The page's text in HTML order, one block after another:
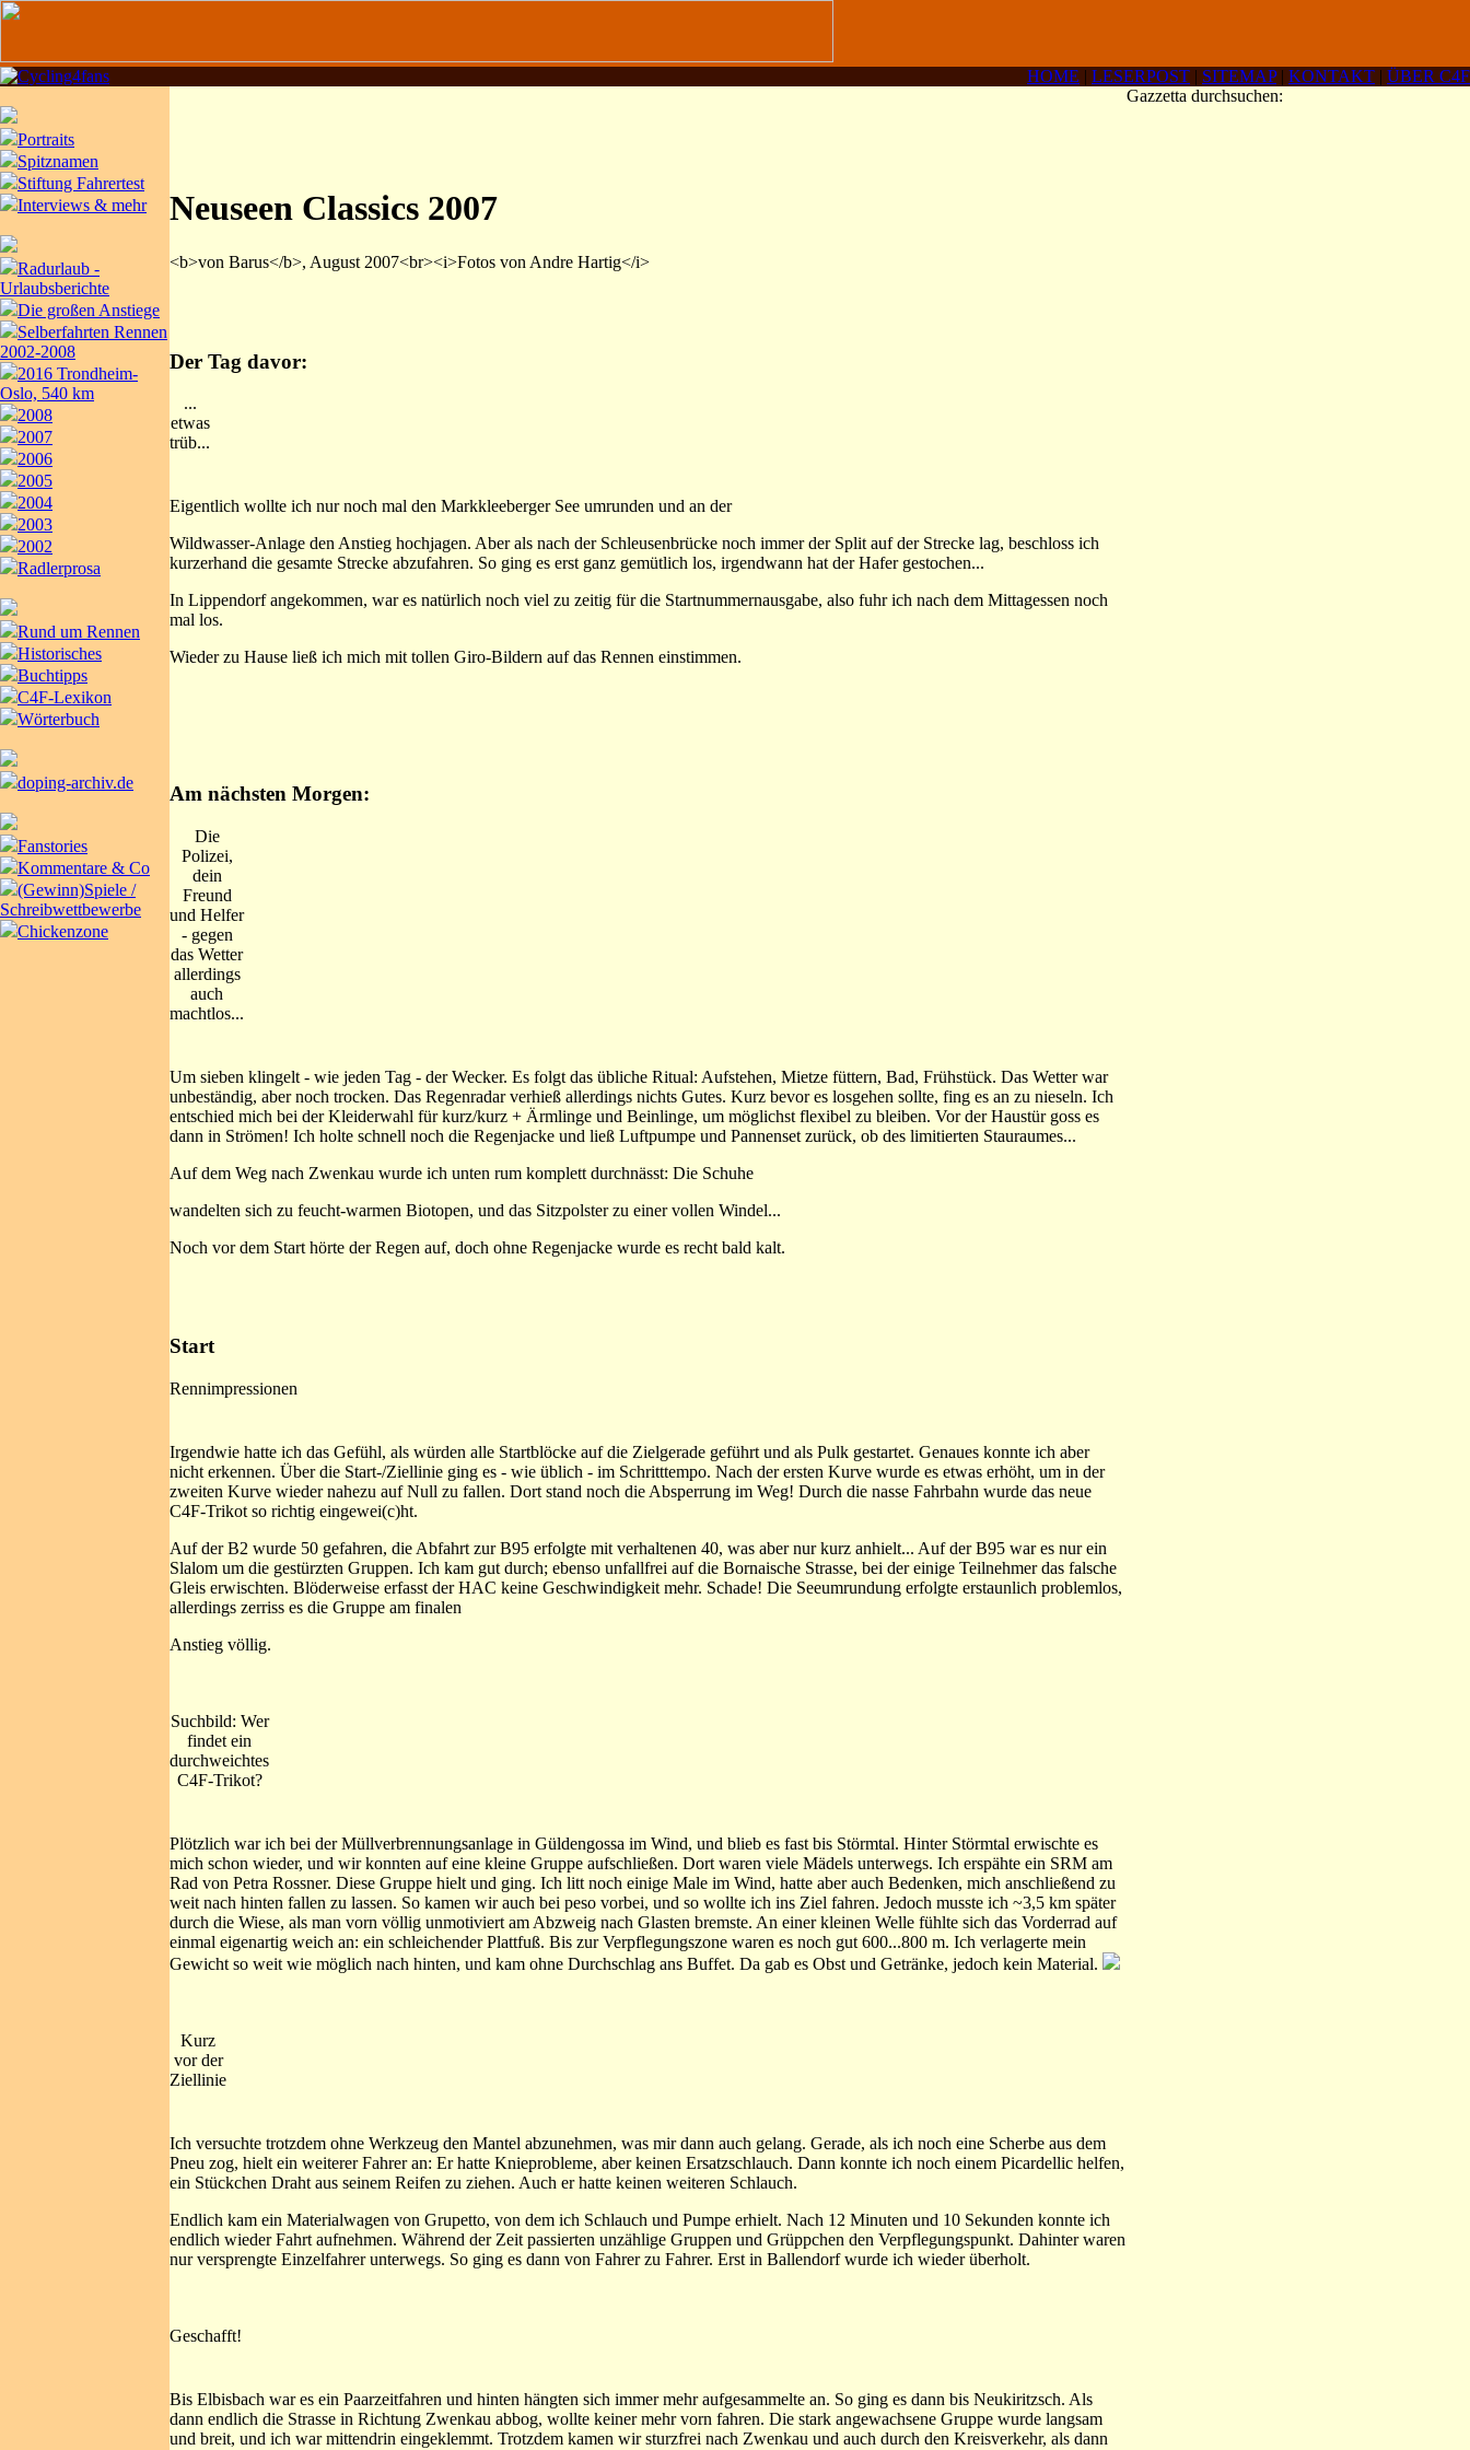
HOME | LESERPOST | SITEMAP| KONTAKT | ÜBER C4F
Portraits
Spitznamen
Stiftung Fahrertest
Interviews & mehr
Radurlaub -
Urlaubsberichte
Die großen Anstiege
Selberfahrten Rennen
2002-2008
2016 Trondheim-
Oslo, 540 km
2008
2007
2006
2005
2004
2003
2002
Radlerprosa
Rund um Rennen
Historisches
Buchtipps
C4F-Lexikon
Wörterbuch
doping-archiv.de
Fanstories
Kommentare & Co
(Gewinn)Spiele /
Schreibwettbewerbe
Chickenzone
Neuseen Classics 2007
<b>von Barus</b>, August 2007<br><i>Fotos von Andre Hartig</i>
Der Tag davor:
...
etwas
trüb...
Eigentlich wollte ich nur noch mal den Markkleeberger See umrunden und an der
Wildwasser-Anlage den Anstieg hochjagen. Aber als nach der Schleusenbrücke noch immer der Split auf der Strecke lag, beschloss ich
kurzerhand die gesamte Strecke abzufahren. So ging es erst ganz gemütlich los, irgendwann hat der Hafer gestochen...
In Lippendorf angekommen, war es natürlich noch viel zu zeitig für die Startnummernausgabe, also fuhr ich nach dem Mittagessen noch
mal los.
Wieder zu Hause ließ ich mich mit tollen Giro-Bildern auf das Rennen einstimmen.
Am nächsten Morgen:
Die
Polizei,
dein
Freund
und Helfer
- gegen
das Wetter
allerdings
auch
machtlos...
Um sieben klingelt - wie jeden Tag - der Wecker. Es folgt das übliche Ritual: Aufstehen, Mietze füttern, Bad, Frühstück. Das Wetter war
unbeständig, aber noch trocken. Das Regenradar verhieß allerdings nichts Gutes. Kurz bevor es losgehen sollte, fing es an zu nieseln. Ich
entschied mich bei der Kleiderwahl für kurz/kurz + Ärmlinge und Beinlinge, um möglichst flexibel zu bleiben. Vor der Haustür goss es
dann in Strömen! Ich holte schnell noch die Regenjacke und ließ Luftpumpe und Pannenset zurück, ob des limitierten Stauraumes...
Auf dem Weg nach Zwenkau wurde ich unten rum komplett durchnässt: Die Schuhe
wandelten sich zu feucht-warmen Biotopen, und das Sitzpolster zu einer vollen Windel...
Noch vor dem Start hörte der Regen auf, doch ohne Regenjacke wurde es recht bald kalt.
Start
Rennimpressionen
Irgendwie hatte ich das Gefühl, als würden alle Startblöcke auf die Zielgerade geführt und als Pulk gestartet. Genaues konnte ich aber
nicht erkennen. Über die Start-/Ziellinie ging es - wie üblich - im Schritttempo. Nach der ersten Kurve wurde es etwas erhöht, um in der
zweiten Kurve wieder nahezu auf Null zu fallen. Dort stand noch die Absperrung im Weg! Durch die nasse Fahrbahn wurde das neue
C4F-Trikot so richtig eingewei(c)ht.
Auf der B2 wurde 50 gefahren, die Abfahrt zur B95 erfolgte mit verhaltenen 40, was aber nur kurz anhielt... Auf der B95 war es nur ein
Slalom um die gestürzten Gruppen. Ich kam gut durch; ebenso unfallfrei auf die Bornaische Strasse, bei der einige Teilnehmer das falsche
Gleis erwischten. Blöderweise erfasst der HAC keine Geschwindigkeit mehr. Schade! Die Seeumrundung erfolgte erstaunlich problemlos,
allerdings zerriss es die Gruppe am finalen
Anstieg völlig.
Suchbild: Wer
findet ein
durchweichtes
C4F-Trikot?
Plötzlich war ich bei der Müllverbrennungsanlage in Güldengossa im Wind, und blieb es fast bis Störmtal. Hinter Störmtal erwischte es
mich schon wieder, und wir konnten auf eine kleine Gruppe aufschließen. Dort waren viele Mädels unterwegs. Ich erspähte ein SRM am
Rad von Petra Rossner. Diese Gruppe hielt und ging. Ich litt noch einige Male im Wind, hatte aber auch Bedenken, mich anschließend zu
weit nach hinten fallen zu lassen. So kamen wir auch bei peso vorbei, und so wollte ich ins Ziel fahren. Jedoch musste ich ~3,5 km später
durch die Wiese, als man vorn völlig unmotiviert am Abzweig nach Glasten bremste. An einer kleinen Welle fühlte sich das Vorderrad auf
einmal eigenartig weich an: ein schleichender Plattfuß. Bis zur Verpflegungszone waren es noch gut 600...800 m. Ich verlagerte mein
Gewicht so weit wie möglich nach hinten, und kam ohne Durchschlag ans Buffet. Da gab es Obst und Getränke, jedoch kein Material.
Kurz
vor der
Ziellinie
Ich versuchte trotzdem ohne Werkzeug den Mantel abzunehmen, was mir dann auch gelang. Gerade, als ich noch eine Scherbe aus dem
Pneu zog, hielt ein weiterer Fahrer an: Er hatte Knieprobleme, aber keinen Ersatzschlauch. Dann konnte ich noch einem Picardellic helfen,
ein Stückchen Draht aus seinem Reifen zu ziehen. Auch er hatte keinen weiteren Schlauch.
Endlich kam ein Materialwagen von Grupetto, von dem ich Schlauch und Pumpe erhielt. Nach 12 Minuten und 10 Sekunden konnte ich
endlich wieder Fahrt aufnehmen. Während der Zeit passierten unzählige Gruppen und Grüppchen den Verpflegungspunkt. Dahinter waren
nur versprengte Einzelfahrer unterwegs. So ging es dann von Fahrer zu Fahrer. Erst in Ballendorf wurde ich wieder überholt.
Geschafft!
Bis Elbisbach war es ein Paarzeitfahren und hinten hängten sich immer mehr aufgesammelte an. So ging es dann bis Neukiritzsch. Als
dann endlich die Strasse in Richtung Zwenkau abbog, wollte keiner mehr vorn fahren. Die stark angewachsene Gruppe wurde langsam
und breit, und ich war mittendrin eingeklemmt. Trotzdem kamen wir sturzfrei nach Zwenkau und auch durch den Kreisverkehr, als dann
Gazzetta durchsuchen: